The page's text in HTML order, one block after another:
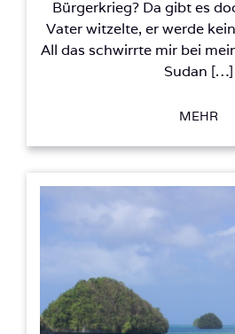
Bürgerkrieg? Da gibt es
Vater witzelte, er werde
All das schwirrte mir bei
Sudan […]
MEHR